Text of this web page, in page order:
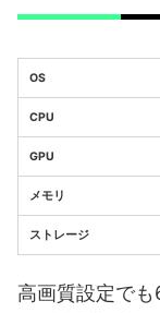
OS
CPU
GPU
メモリ
ストレージ
高画質設定で